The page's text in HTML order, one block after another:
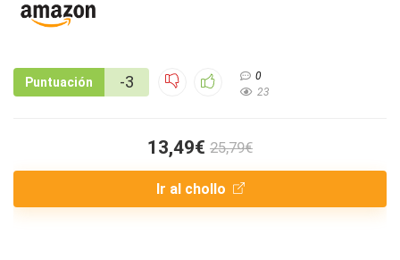
Puntuación -3
0
23
13,49€ 25,79€
Ir al chollo